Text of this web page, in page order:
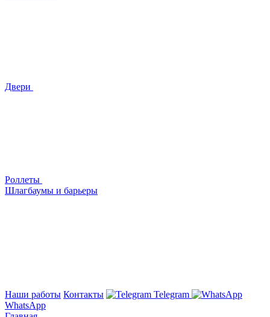
Двери
Роллеты
Шлагбаумы и барьеры
Наши работы Контакты
Telegram
WhatsApp